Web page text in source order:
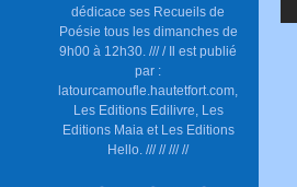
dédicace ses Recueils de
Poésie tous les dimanches de
9h00 à 12h30. /// / Il est publié
par :
latourcamoufle.hautetfort.com,
Les Editions Edilivre, Les
Editions Maia et Les Editions
Hello. /// // /// //